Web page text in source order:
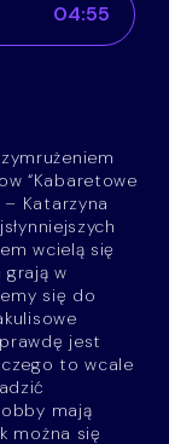
“Kabaretowe
Katarzyna
wcielą się
w
się do
jest
to wcale
mają
można się
04:55